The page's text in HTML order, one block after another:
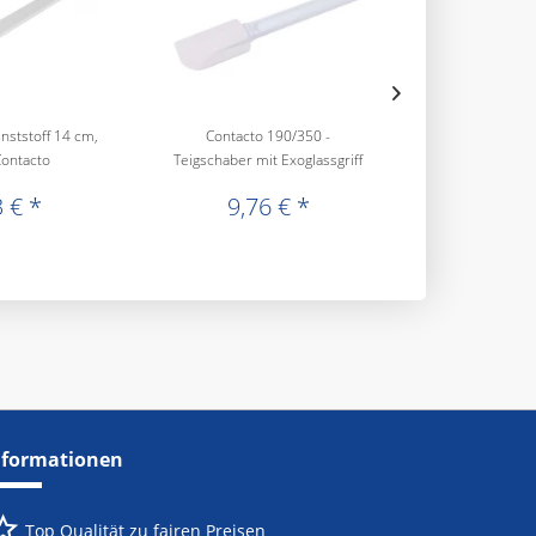
14 cm,
€ *
Contacto 190/350 -
Teigschaber mit Exoglassgriff
9,76 € *
Top Qualität zu fairen Preisen